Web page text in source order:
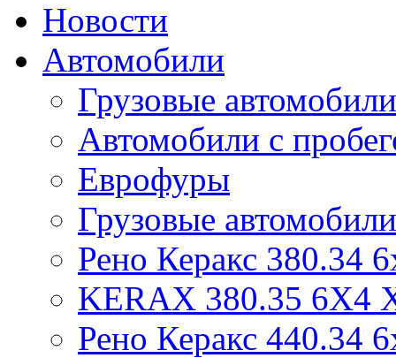
Новости
Автомобили
Грузовые
Автомобили с
Еврофуры
Грузовые
Рено Керакс 380.34
KERAX 380.35 6X4
Рено Керакс 440.34